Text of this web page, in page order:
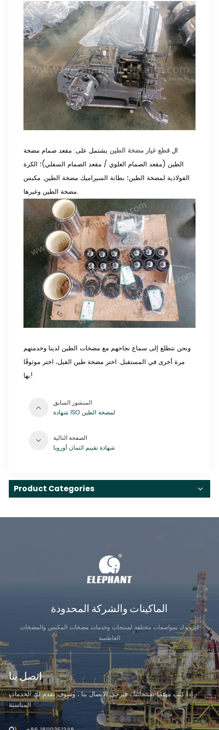
القطع غيار مضخة الطين يشتمل على: مقعد صمام مضخة
الطين (مقعد الصمام العلوي / مقعد الصمام السفلي)؛ الكرة
الفولاذية لمضخة الطين؛ بطانة السيراميك مضخة الطين. مكبس
مضخة الطين وغيرها.
ونحن نتطلع إلى سماع نجاحهم مع مضخات الطين لدينا وخدمتهم
مرة أخرى في المستقبل. اختر مضخة طين الفيل، اختر موثوقًا
بها!
المنشور السابق
شهادة ISO لمضخة الطين
الصفحة التالية
شهادة تقييم ائتمان أوروبا
Product Categories
الماكينات والشركة المحدودة
لتزويدك بمواصفات مختلفة لمنتجات وخدمات مضخات المكبس والمضخات
الغاطسة
اتصل بنا
إذا كنت مهتمًا بمنتجاتنا ، فيرجى الاتصال بنا ، وسوف نقدم لك الخدمات
المناسبة.